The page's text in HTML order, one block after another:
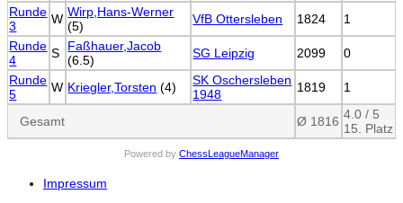
Runde
3
W Wirp,Hans-Werner
(5)
VfB Ottersleben 1824
1
Runde
4
S
Faßhauer,Jacob
(6.5)
SG Leipzig 2099
0
Runde
5
W Kriegler,Torsten (4)
SK Oschersleben
1948
1819 1
Gesamt Ø 1816 4.0 / 5
15. Platz
Powered by ChessLeagueManager
Impressum